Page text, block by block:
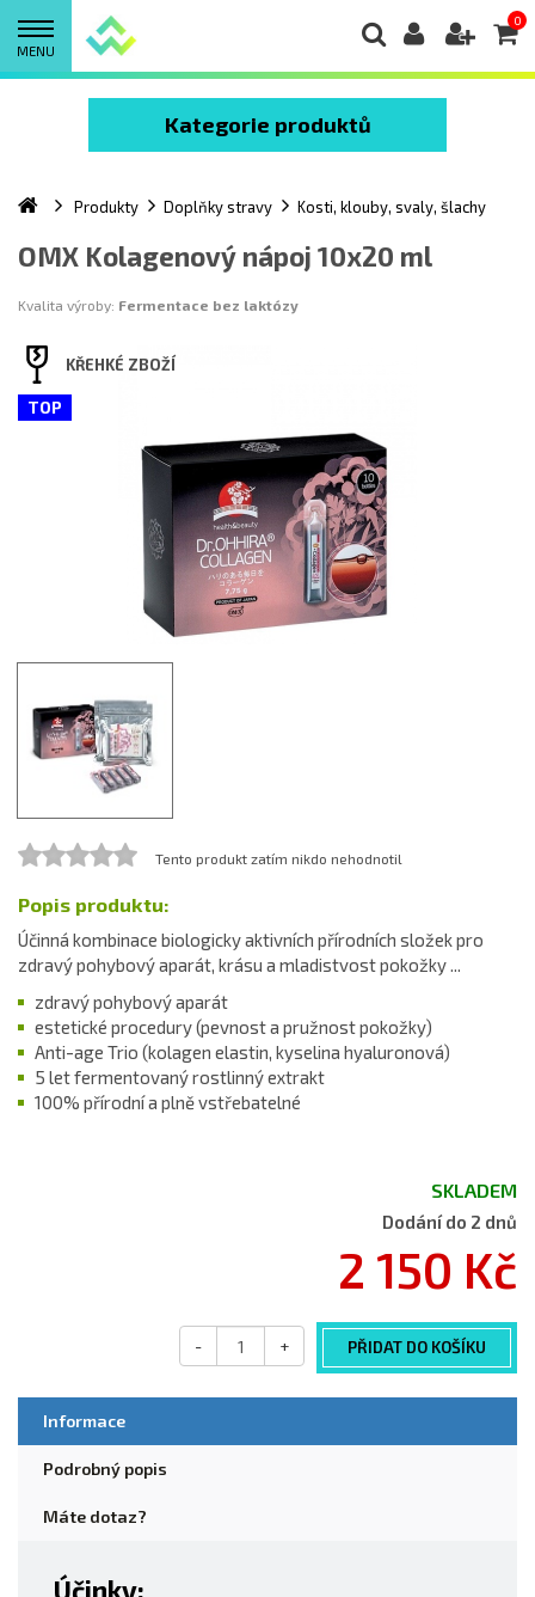
MENU
0
Kategorie produktů
Produkty Doplňky stravy Kosti, klouby, svaly, šlachy
OMX Kolagenový nápoj 10x20 ml
Kvalita výroby: Fermentace bez laktózy
KŘEHKÉ ZBOŽÍ
TOP
Tento produkt zatím nikdo nehodnotil
Popis produktu:
Účinná kombinace biologicky aktivních přírodních složek pro
zdravý pohybový aparát, krásu a mladistvost pokožky ...
zdravý pohybový aparát
estetické procedury (pevnost a pružnost pokožky)
Anti-age Trio (kolagen elastin, kyselina hyaluronová)
5 let fermentovaný rostlinný extrakt
100% přírodní a plně vstřebatelné
SKLADEM
Dodání do 2 dnů
2 150 Kč
PŘIDAT DO KOŠÍKU
- +
Informace
Podrobný popis
Máte dotaz?
Účinky: